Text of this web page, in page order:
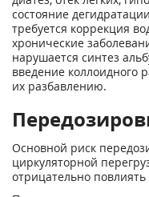
состояние
требуется коррекция
хронические
нарушается синтез
введение коллоидного
их разбавлению.
Основной риск
циркуляторной
отрицательно